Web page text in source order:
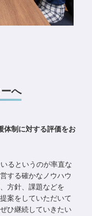
へ
体制に対する評価をお
るというのが率直な
する確かなノウハウ
方針、課題などを
案をしていただいて
ひ継続していきたい